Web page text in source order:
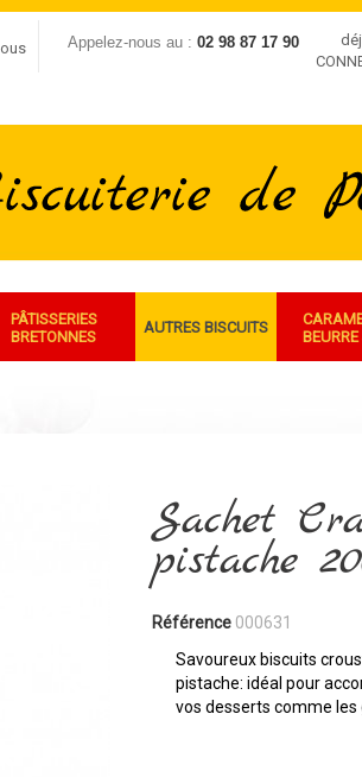
Appelez-nous au : 02 98 87 17 90
PÂTISSERIES
BRETONNES
AUTRES BISCUITS
Sachet
pistache
Référence 000631
Savoureux biscuits
pistache: idéal pour
vos desserts comme les